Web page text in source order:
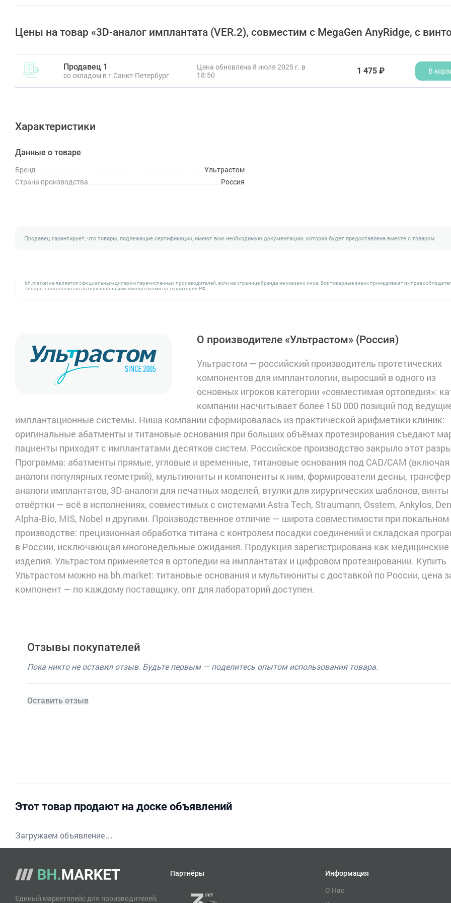
Цены на товар «3D-аналог имплантата (VER.2), совместим с MegaGen AnyRidge, с
Продавец 1
со складом в г.Санкт-Петербург
Цена обновлена 8 июля 2025 г. в
18:50
1 475 ₽ В
Характеристики
Данные о товаре
Бренд
Ультрастом
Страна производства
Россия
Продавец гарантирует, что товары, подлежащие сертификации, имеют всю необходимую документацию, которая будет предоставлена вместе с товаром.
bh.market не является официальным дилером перечисленных производителей, если на странице бренда не указано иное. Все товарные знаки принадлежат их
Товары поставляются авторизованными импортёрами на территории РФ.
О производителе «Ультрастом» (Россия)
Ультрастом — российский производитель протетических
компонентов для имплантологии, выросший в одного из
основных игроков категории «совместимая ортопедия»:
компании насчитывает более 150 000 позиций под
имплантационные системы. Ниша компании сформировалась из практической арифметики клиник:
оригинальные абатменты и титановые основания при больших объёмах протезирования съедают
пациенты приходят с имплантатами десятков систем. Российское производство закрыло этот
Программа: абатменты прямые, угловые и временные, титановые основания под CAD/CAM (включая
аналоги популярных геометрий), мультиюниты и компоненты к ним, формирователи десны,
аналоги имплантатов, 3D-аналоги для печатных моделей, втулки для хирургических шаблонов, винты
отвёртки — всё в исполнениях, совместимых с системами Astra Tech, Straumann, Osstem, Ankylos,
Alpha-Bio, MIS, Nobel и другими. Производственное отличие — широта совместимости при локальном
производстве: прецизионная обработка титана с контролем посадки соединений и складская
в России, исключающая многонедельные ожидания. Продукция зарегистрирована как медицинские
изделия. Ультрастом применяется в ортопедии на имплантатах и цифровом протезировании. Купить
Ультрастом можно на bh.market: титановые основания и мультиюниты с доставкой по России, цена
компонент — по каждому поставщику, опт для лабораторий доступен.
Отзывы покупателей
Пока никто не оставил отзыв. Будьте первым — поделитесь опытом использования товара.
Оставить отзыв
Этот товар продают на доске объявлений
Загружаем объявление…
Единый маркетплейс для производителей,
Партнёры Информация
О Нас